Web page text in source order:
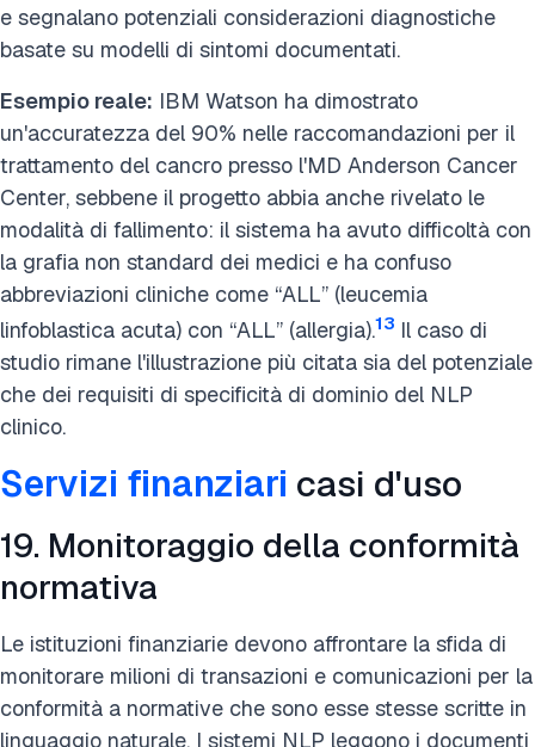
e segnalano potenziali considerazioni diagnostiche
basate su modelli di sintomi documentati.
Esempio reale: IBM Watson ha dimostrato
un'accuratezza del 90% nelle raccomandazioni per il
trattamento del cancro presso l'MD Anderson Cancer
Center, sebbene il progetto abbia anche rivelato le
modalità di fallimento: il sistema ha avuto difficoltà con
la grafia non standard dei medici e ha confuso
abbreviazioni cliniche come “ALL” (leucemia
linfoblastica acuta) con “ALL” (allergia).13 Il caso di
studio rimane l'illustrazione più citata sia del potenziale
che dei requisiti di specificità di dominio del NLP
clinico.
Servizi finanziari casi d'uso
19. Monitoraggio della conformità
normativa
Le istituzioni finanziarie devono affrontare la sfida di
monitorare milioni di transazioni e comunicazioni per la
conformità a normative che sono esse stesse scritte in
linguaggio naturale. I sistemi NLP leggono i documenti